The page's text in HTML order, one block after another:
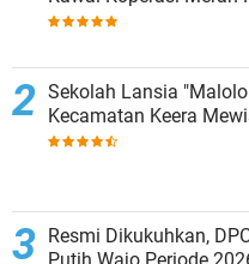
Sekolah Lansia
Kecamatan Keera
Resmi Dikukuhkan,